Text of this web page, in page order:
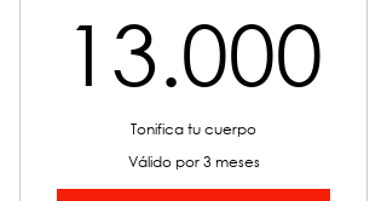
13.000
Tonifica tu cuerpo
Válido por 3 meses